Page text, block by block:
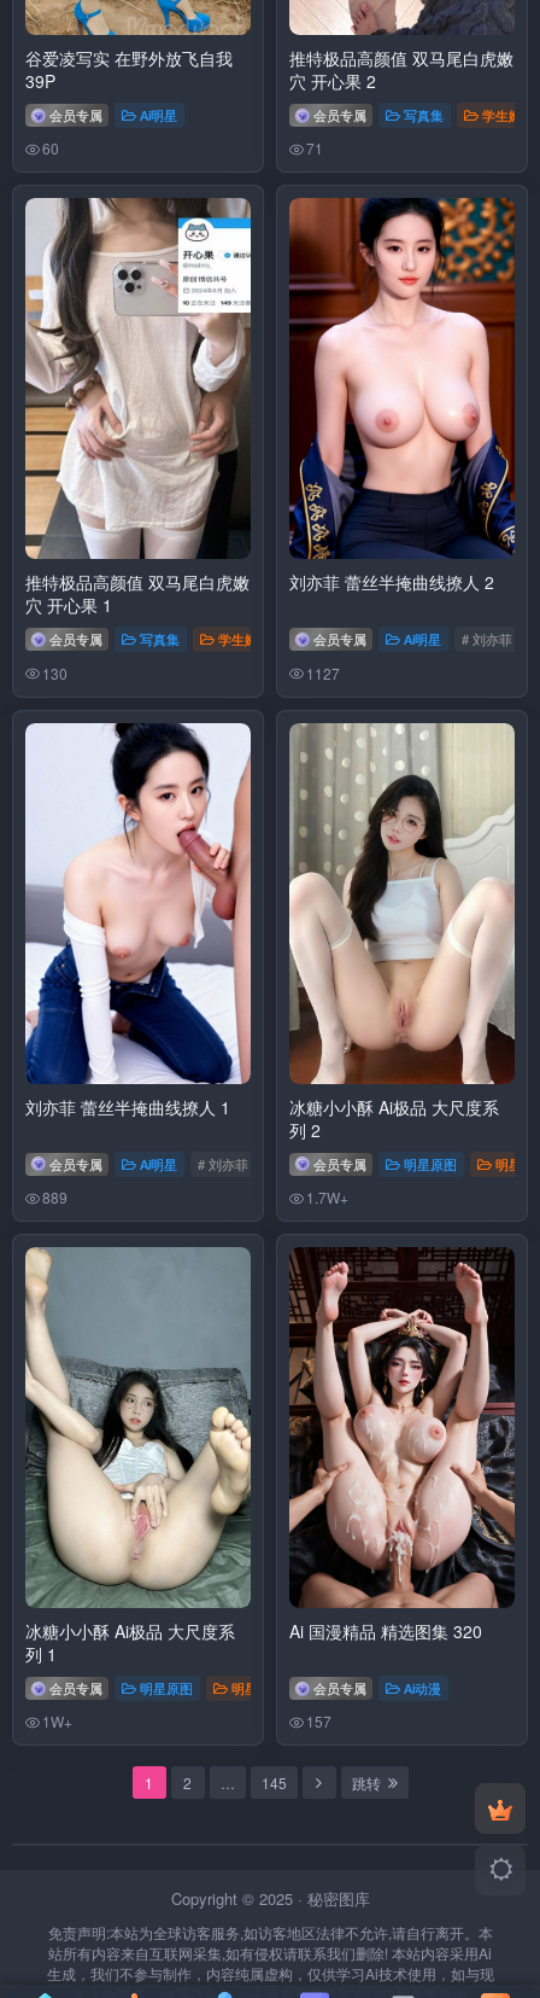
谷爱凌写实 在野外放飞自我
39P
会员专属 Ai明星
60
推特极品高颜值 双马尾白虎嫩
穴 开心果 2
会员专属 写真集 学生嫩妹
71
推特极品高颜值 双马尾白虎嫩
穴 开心果 1
会员专属 写真集 学生嫩妹 少萝幼水
130
刘亦菲 蕾丝半掩曲线撩人 2
会员专属 Ai明星 # 刘亦菲
1127
刘亦菲 蕾丝半掩曲线撩人 1
会员专属 Ai明星 # 刘亦菲
889
冰糖小小酥 Ai极品 大尺度系
列 2
会员专属 明星原图 明星换
1.7W+
冰糖小小酥 Ai极品 大尺度系
列 1
会员专属 明星原图 明星换脸 网红 # 冰糖小小酥
1W+
Ai 国漫精品 精选图集 320
会员专属 Ai动漫
157
1 2 145 跳转
Copyright © 2025 · 秘密图库
免责声明:本站为全球访客服务,如访客地区法律不允许,请自行离开。本
站所有内容来自互联网采集,如有侵权请联系我们删除! 本站内容采用Ai
生成，我们不参与制作，内容纯属虚构，仅供学习Ai技术使用，如与现